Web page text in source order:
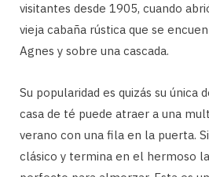
visitantes desde 1905, cuando
vieja cabaña rústica que se
Agnes y sobre una cascada.
Su popularidad es quizás su única
casa de té puede atraer a una
verano con una fila en la puerta.
clásico y termina en el hermoso